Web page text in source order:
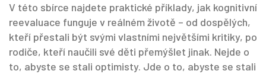
V této sbírce najdete praktické příklady, jak kognitivní
reevaluace funguje v reálném životě – od dospělých,
kteří přestali být svými vlastními největšími kritiky, po
rodiče, kteří naučili své děti přemýšlet jinak. Nejde o
to, abyste se stali optimisty. Jde o to, abyste se stali